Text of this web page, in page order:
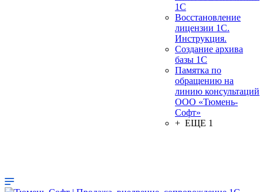
1С
Восстановление
лицензии 1С.
Инструкция.
Создание архива
базы 1С
Памятка по
обращению на
линию консультаций
ООО «Тюмень-
Софт»
+ ЕЩЕ 1